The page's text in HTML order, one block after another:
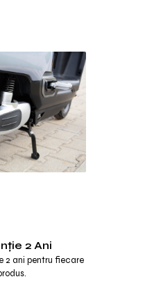
2 Ani
2 ani pentru fiecare